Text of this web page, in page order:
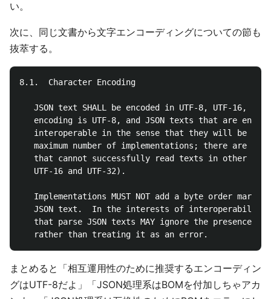
い。
次に、同じ文書から文字エンコーディングについての節も
抜萃する。
8.1.  Character Encoding
JSON text SHALL be encoded in UTF-8, UTF-16, or
encoding is UTF-8, and JSON texts that are
interoperable in the sense that they will be
maximum number of implementations; there are
that cannot successfully read texts in other
   UTF-16 and UTF-32).
Implementations MUST NOT add a byte order mark
JSON text.  In the interests of
that parse JSON texts MAY ignore the presence of
まとめると「相互運用性のために推奨するエンコーディン
グはUTF-8だよ」「JSON処理系はBOMを付加しちゃアカ